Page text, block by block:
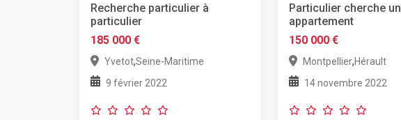
Recherche particulier à
particulier
185 000 €
Yvetot,Seine-Maritime
9 février 2022
Particulier cherche un
appartement
150 000 €
Montpellier,Hérault
14 novembre 2022